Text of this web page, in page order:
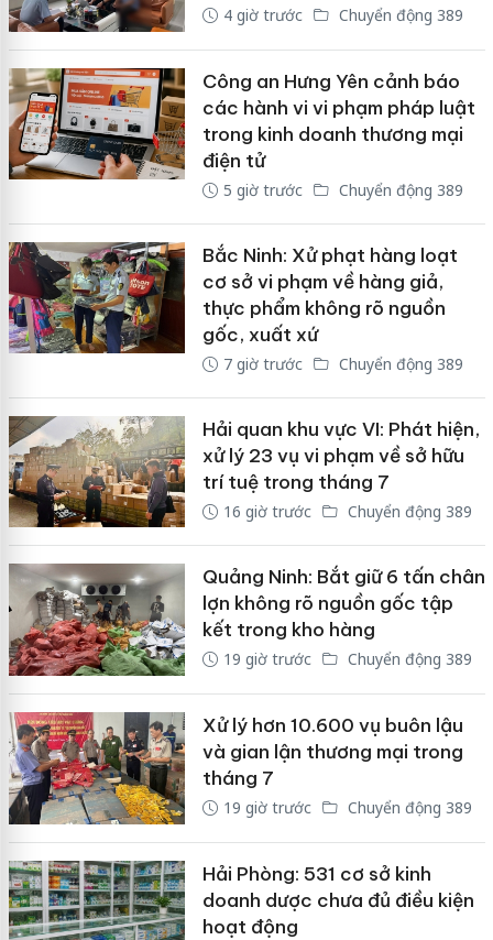
4 giờ trước Chuyển động 389
Công an Hưng Yên cảnh báo
các hành vi vi phạm pháp luật
trong kinh doanh thương mại
điện tử
5 giờ trước Chuyển động 389
Bắc Ninh: Xử phạt hàng loạt
cơ sở vi phạm về hàng giả,
thực phẩm không rõ nguồn
gốc, xuất xứ
7 giờ trước Chuyển động 389
Hải quan khu vực VI: Phát hiện,
xử lý 23 vụ vi phạm về sở hữu
trí tuệ trong tháng 7
16 giờ trước Chuyển động 389
Quảng Ninh: Bắt giữ 6 tấn chân
lợn không rõ nguồn gốc tập
kết trong kho hàng
19 giờ trước Chuyển động 389
Xử lý hơn 10.600 vụ buôn lậu
và gian lận thương mại trong
tháng 7
19 giờ trước Chuyển động 389
Hải Phòng: 531 cơ sở kinh
doanh dược chưa đủ điều kiện
hoạt động